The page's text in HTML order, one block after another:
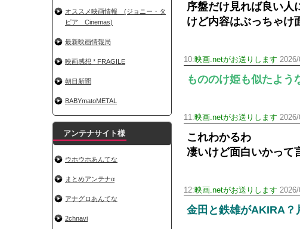
序盤だけ見れば良い人
けど内容はぶっちゃけ
10:映画.netがお送りします
もののけ姫も似たよう
11:映画.netがお送りします
これわかるわ
凄いけど面白いかって
12:映画.netがお送りします
金田と鉄雄がAKIRA？
オススメ映画情報 (ジョニー・タ
ピア Cinemas)
最新映画情報局
映画感想 * FRAGILE
朝目新聞
BABYmatoMETAL
アンテナサイト様
ウホウホあんてな
まとめアンテナα
アナグロあんてな
2chnavi